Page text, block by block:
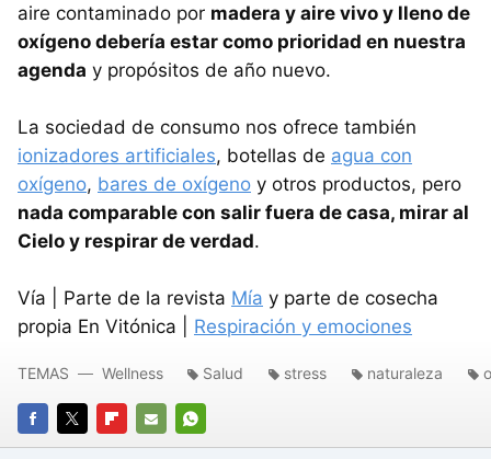
aire contaminado por madera y aire vivo y lleno de
oxígeno debería estar como prioridad en nuestra
agenda y propósitos de año nuevo.
La sociedad de consumo nos ofrece también
ionizadores artificiales, botellas de agua con
oxígeno, bares de oxígeno y otros productos, pero
nada comparable con salir fuera de casa, mirar al
Cielo y respirar de verdad.
Vía | Parte de la revista Mía y parte de cosecha
propia En Vitónica | Respiración y emociones
FACEBOOK
TWITTERFLIPBOARD
E-
WHATSAPP
TEMAS Wellness Salud stress naturaleza